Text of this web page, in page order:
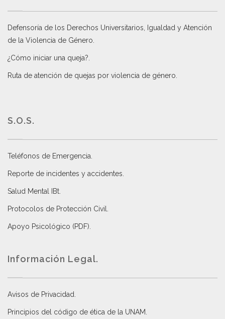
Defensoría de los Derechos Universitarios, Igualdad y Atención
de la Violencia de Género
¿Cómo iniciar una queja?
Ruta de atención de quejas por violencia de género
S.O.S.
Teléfonos de Emergencia.
Reporte de incidentes y accidentes
Salud Mental IBt
Protocolos de Protección Civil
Apoyo Psicológico (PDF)
Información Legal.
Avisos de Privacidad
Principios del código de ética de la UNAM